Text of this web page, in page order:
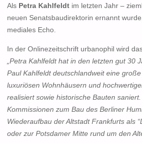
Als Petra Kahlfeldtim letzten Jahr –
neuen Senatsbaudirektorin ernannt
mediales Echo.
In der Onlinezeitschrift urbanophil wird
„Petra Kahlfeldt hat in den letzten gut 30
Paul Kahlfeldt deutschlandweit eine große
luxuriösen Wohnhäusern und
realisiert sowie historische Bauten
Kommissionen zum Bau des Berliner
Wiederaufbau der Altstadt Frankfurts als
oder zur Potsdamer Mitte rund um den